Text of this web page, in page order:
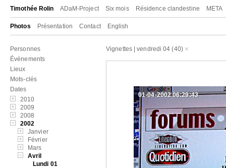
Timothée Rolin ADaM-Project Six mois Résidence clandestine META
Photos Présentation Contact English
Personnes
Événements
Lieux
Mots-clés
Dates
2010
2009
2008
2002
Janvier
Février
Mars
Avril
Lundi 01
Vignettes|vendredi 04 (40)
01-04-2002 06:29:43